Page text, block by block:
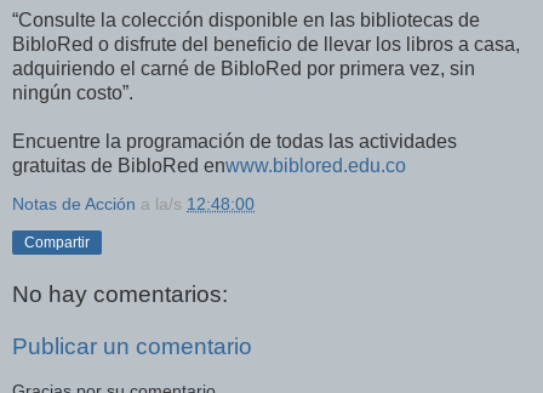
“Consulte la colección disponible en las bibliotecas de
BibloRed o disfrute del beneficio de llevar los libros a casa,
adquiriendo el carné de BibloRed por primera vez, sin
ningún costo”.
Encuentre la programación de todas las actividades
gratuitas de BibloRed enwww.biblored.edu.co
Notas de Acción a la/s 12:48:00
Compartir
No hay comentarios:
Publicar un comentario